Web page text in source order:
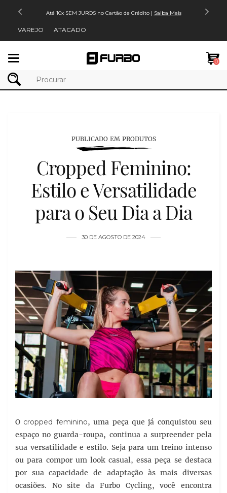
Até 10x SEM JUROS no Cartão de Crédito | Saiba Mais
VAREJO ATACADO
0
PUBLICADO EM PRODUTOS
Cropped Feminino:
Estilo e Versatilidade
para o Seu Dia a Dia
30 DE AGOSTO DE 2024
O cropped feminino, uma peça que já conquistou seu
espaço no guarda-roupa, continua a surpreender pela
sua versatilidade e estilo. Seja para um treino intenso
ou para compor um look casual, essa peça se destaca
por sua capacidade de adaptação às mais diversas
ocasiões. No site da Furbo Cycling, você encontra